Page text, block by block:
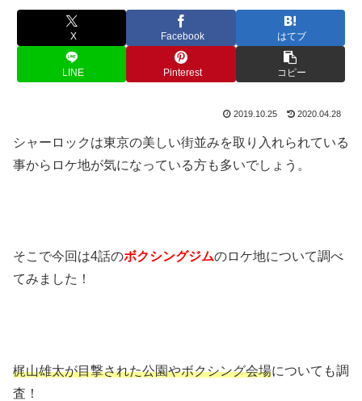
X Facebook はてブ
LINE Pinterest コピー
2019.10.25 2020.04.28
シャーロックは東京の美しい街並みを取り入れられている
事からロケ地が気になっている方も多いでしょう。
そこで今回は4話のボクシングジムのロケ地について調べ
てみました！
梶山雄太が目撃された公園やボクシング会場についても調
査！